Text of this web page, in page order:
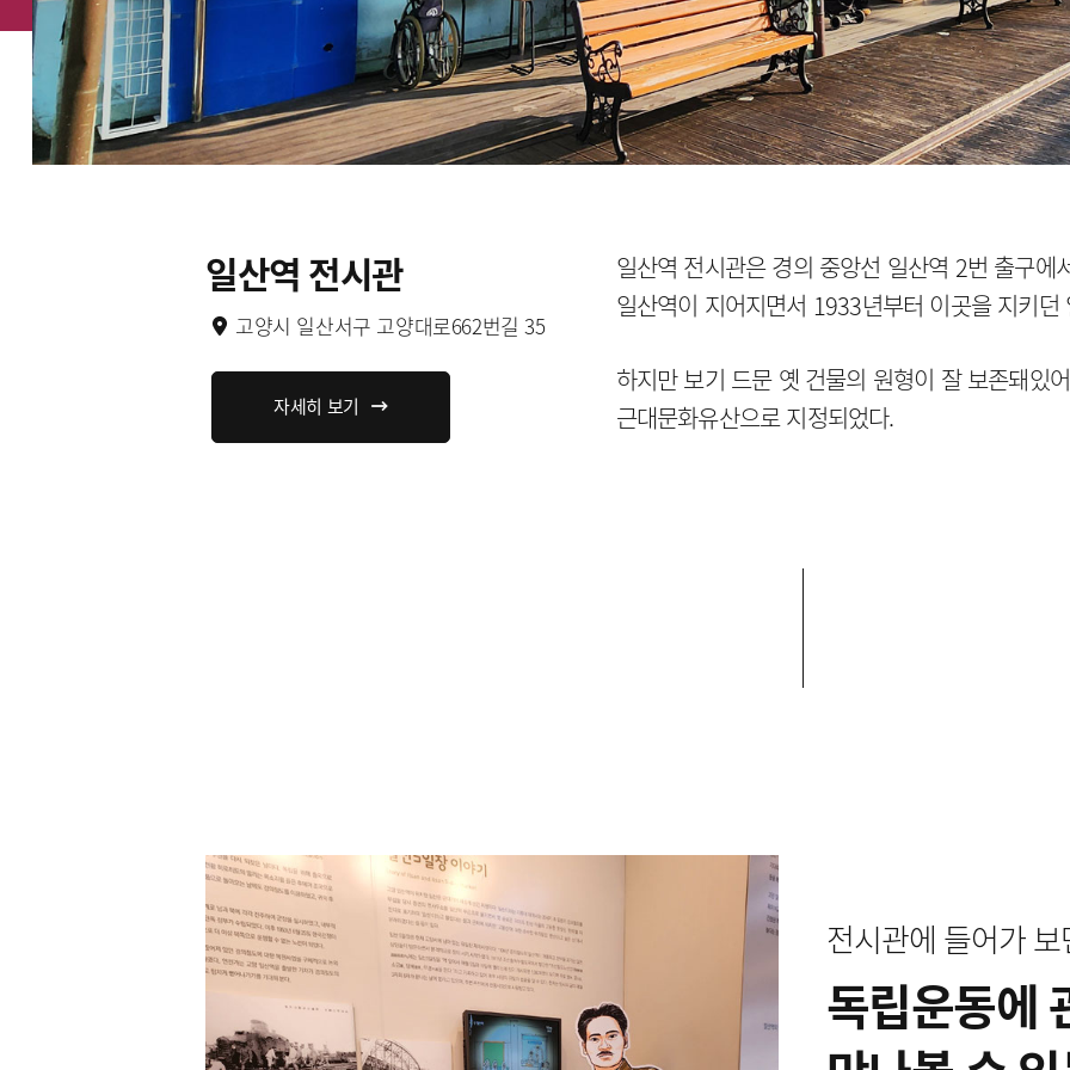
일산역 전시관
고양시 일산서구 고양대로662번길 35
자세히 보기
일산역 전시관은 경의 중앙선 일산역 2번 출구에
일산역이 지어지면서 1933년부터 이곳을 지키
하지만 보기 드문 옛 건물의 원형이 잘 보존돼있
근대문화유산으로 지정되었다.
전시관에 들어가 보
독립운동에